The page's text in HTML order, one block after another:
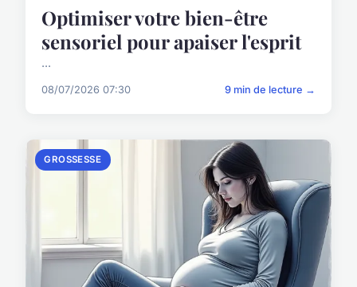
Optimiser votre bien-être
sensoriel pour apaiser l'esprit
...
08/07/2026 07:30 9 min de lecture →
GROSSESSE